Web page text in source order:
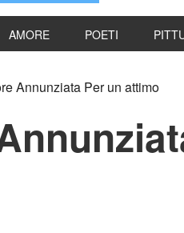
AMORE POETI
Annunziata Per un attimo